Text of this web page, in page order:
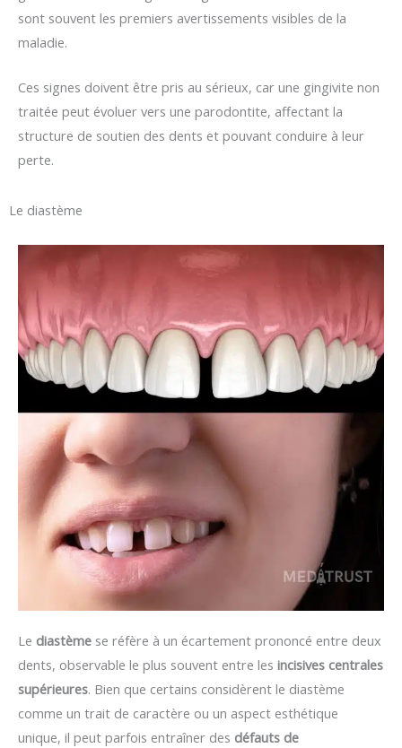
sont souvent les premiers avertissements visibles de la
maladie.
Ces signes doivent être pris au sérieux, car une gingivite non
traitée peut évoluer vers une parodontite, affectant la
structure de soutien des dents et pouvant conduire à leur
perte.
Le diastème
Le diastème se réfère à un écartement prononcé entre deux
dents, observable le plus souvent entre les incisives centrales
supérieures. Bien que certains considèrent le diastème
comme un trait de caractère ou un aspect esthétique
unique, il peut parfois entraîner des défauts de